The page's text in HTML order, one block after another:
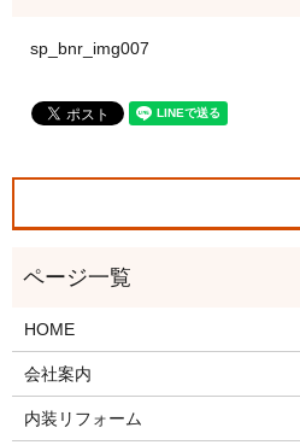
sp_bnr_img007
HOME
会社案内
内装リフォーム